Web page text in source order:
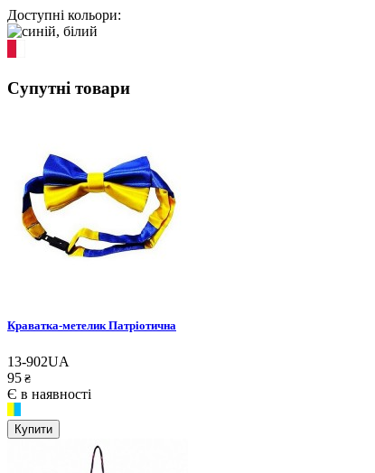
Доступні кольори:
Супутні товари
Краватка-метелик Патріотична
13-902UA
95 ₴
Є в наявності
Купити